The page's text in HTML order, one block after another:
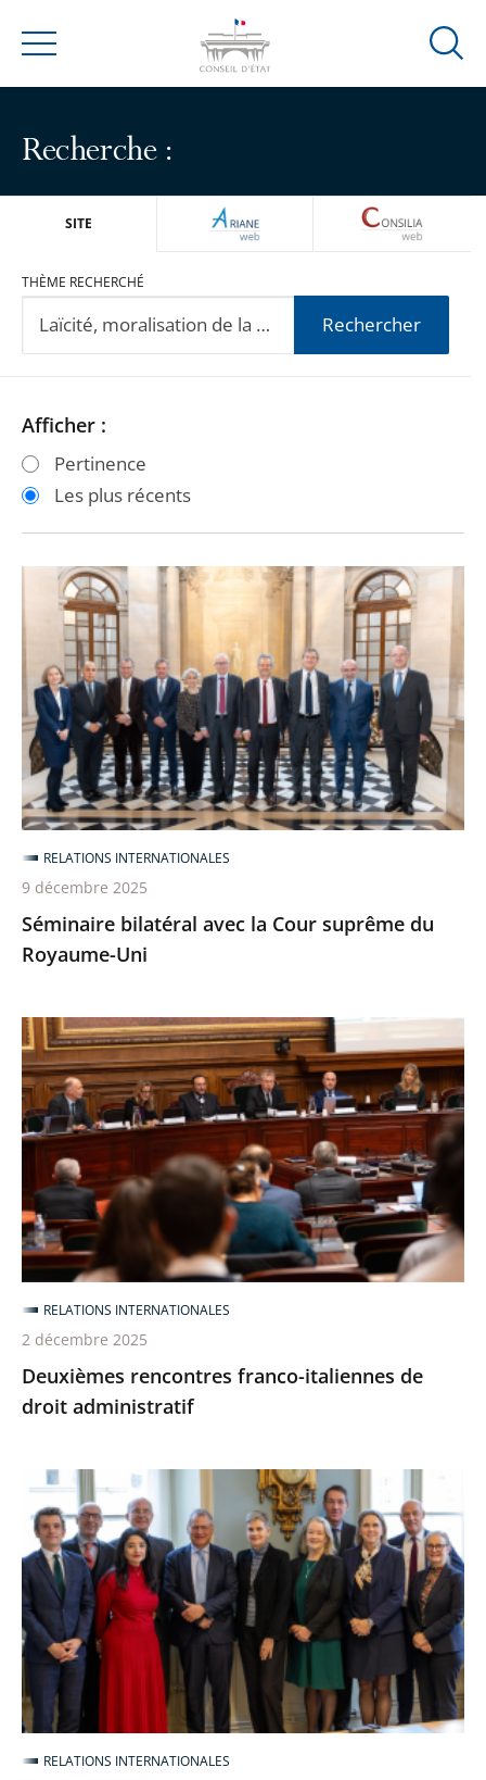
Menu
Ouvrir
Recherche :
SITE ARIANEWEB
THÈME RECHERCHÉ
Rechercher
Passer
les
filtres
après
Passer
les
filtres
avant
Afficher :
Pertinence
Les plus récents
Séminaire
bilatéral
Cour
suprême
du
Royaume-
Uni
Séminaire bilatéral avec la Cour suprême du
Royaume-Uni
RELATIONS INTERNATIONALES
9 décembre 2025
Deuxièmes
rencontres
franco-
italiennes
de
droit
administratif
Deuxièmes rencontres franco-italiennes de
droit administratif
RELATIONS INTERNATIONALES
2 décembre 2025
Séminaire
franco-
suédois
à
Stockholm
RELATIONS INTERNATIONALES